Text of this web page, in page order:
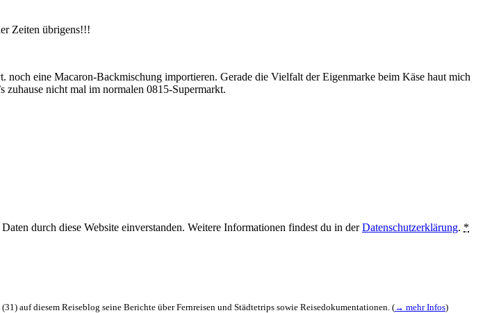
Zeiten übrigens!!!
noch eine Macaron-Backmischung importieren. Gerade die Vielfalt der Eigenmarke beim Käse haut mich
nicht mal im normalen 0815-Supermarkt.
durch diese Website einverstanden. Weitere Informationen findest du in derDatenschutzerklärung. *
auf diesem Reiseblog seine Berichte über Fernreisen und Städtetrips sowie Reisedokumentationen. (→ mehr Infos)